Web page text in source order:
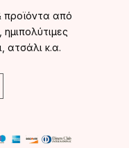
προϊόντα από
ατσάλι κ.α.